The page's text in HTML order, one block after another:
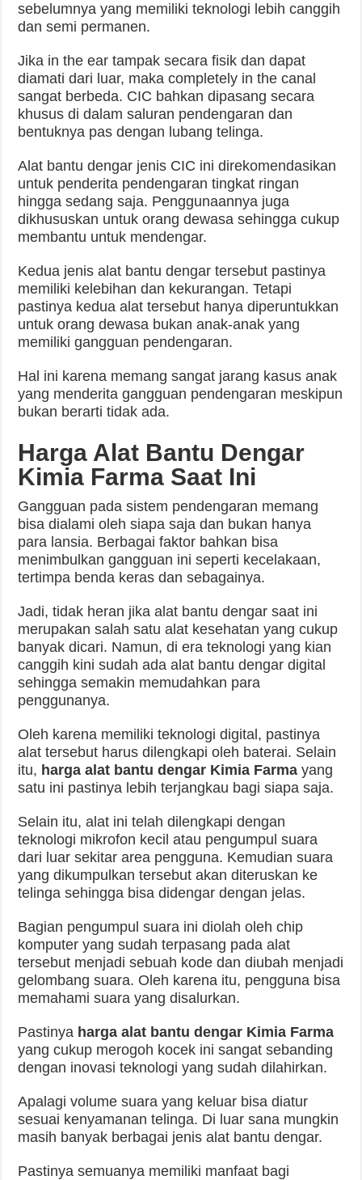
sebelumnya yang memiliki teknologi lebih canggih
dan semi permanen.
Jika in the ear tampak secara fisik dan dapat
diamati dari luar, maka completely in the canal
sangat berbeda. CIC bahkan dipasang secara
khusus di dalam saluran pendengaran dan
bentuknya pas dengan lubang telinga.
Alat bantu dengar jenis CIC ini direkomendasikan
untuk penderita pendengaran tingkat ringan
hingga sedang saja. Penggunaannya juga
dikhususkan untuk orang dewasa sehingga cukup
membantu untuk mendengar.
Kedua jenis alat bantu dengar tersebut pastinya
memiliki kelebihan dan kekurangan. Tetapi
pastinya kedua alat tersebut hanya diperuntukkan
untuk orang dewasa bukan anak-anak yang
memiliki gangguan pendengaran.
Hal ini karena memang sangat jarang kasus anak
yang menderita gangguan pendengaran meskipun
bukan berarti tidak ada.
Harga Alat Bantu Dengar
Kimia Farma Saat Ini
Gangguan pada sistem pendengaran memang
bisa dialami oleh siapa saja dan bukan hanya
para lansia. Berbagai faktor bahkan bisa
menimbulkan gangguan ini seperti kecelakaan,
tertimpa benda keras dan sebagainya.
Jadi, tidak heran jika alat bantu dengar saat ini
merupakan salah satu alat kesehatan yang cukup
banyak dicari. Namun, di era teknologi yang kian
canggih kini sudah ada alat bantu dengar digital
sehingga semakin memudahkan para
penggunanya.
Oleh karena memiliki teknologi digital, pastinya
alat tersebut harus dilengkapi oleh baterai. Selain
itu, harga alat bantu dengar Kimia Farmayang
satu ini pastinya lebih terjangkau bagi siapa saja.
Selain itu, alat ini telah dilengkapi dengan
teknologi mikrofon kecil atau pengumpul suara
dari luar sekitar area pengguna. Kemudian suara
yang dikumpulkan tersebut akan diteruskan ke
telinga sehingga bisa didengar dengan jelas.
Bagian pengumpul suara ini diolah oleh chip
komputer yang sudah terpasang pada alat
tersebut menjadi sebuah kode dan diubah menjadi
gelombang suara. Oleh karena itu, pengguna bisa
memahami suara yang disalurkan.
Pastinya harga alat bantu dengar Kimia Farma
yang cukup merogoh kocek ini sangat sebanding
dengan inovasi teknologi yang sudah dilahirkan.
Apalagi volume suara yang keluar bisa diatur
sesuai kenyamanan telinga. Di luar sana mungkin
masih banyak berbagai jenis alat bantu dengar.
Pastinya semuanya memiliki manfaat bagi